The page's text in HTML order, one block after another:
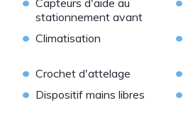
Capteurs d'aide au
stationnement avant
• Climatisation •
• Crochet d'attelage •
• Dispositif mains libres •